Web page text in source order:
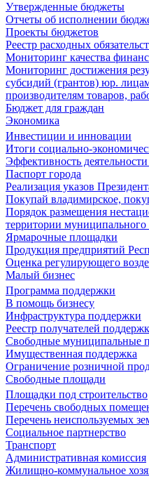
Утвержденные бюджеты
Отчеты об исполнении
Проекты бюджетов
Реестр расходных
Мониторинг качества
Мониторинг достижения
субсидий (грантов) юр.
производителям товаров,
Бюджет для граждан
Экономика
Инвестиции и инновации
Итоги социально-
Эффективность
Паспорт города
Реализация указов
Покупай владимирское,
Порядок размещения
территории
Ярмарочные площадки
Продукция предприятий
Оценка регулирующего
Малый бизнес
Программа поддержки
В помощь бизнесу
Инфраструктура поддержки
Реестр получателей
Свободные муниципальные
Имущественная поддержка
Ограничение розничной
Свободные площади
Площадки под строительство
Перечень свободных
Перечень неиспользуемых
Социальное партнерство
Транспорт
Административная комиссия
Жилищно-коммунальное